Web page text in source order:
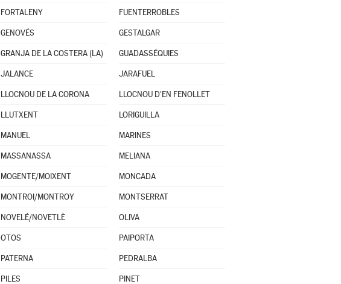
FORTALENY FUENTERROBLES
GENOVÉS GESTALGAR
GRANJA DE LA COSTERA (LA) GUADASSÉQUIES
JALANCE JARAFUEL
LLOCNOU DE LA CORONA LLOCNOU D'EN FENOLLET
LLUTXENT LORIGUILLA
MANUEL MARINES
MASSANASSA MELIANA
MOGENTE/MOIXENT MONCADA
MONTROI/MONTROY MONTSERRAT
NOVELÉ/NOVETLÈ OLIVA
OTOS PAIPORTA
PATERNA PEDRALBA
PILES PINET